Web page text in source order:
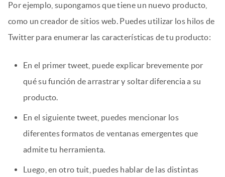
Por ejemplo, supongamos que tiene un nuevo producto,
como un creador de sitios web. Puedes utilizar los hilos de
Twitter para enumerar las características de tu producto:
En el primer tweet, puede explicar brevemente por
qué su función de arrastrar y soltar diferencia a su
producto.
En el siguiente tweet, puedes mencionar los
diferentes formatos de ventanas emergentes que
admite tu herramienta.
Luego, en otro tuit, puedes hablar de las distintas